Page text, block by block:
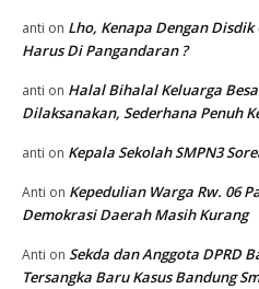
anti on Lho, Kenapa Dengan
Harus Di Pangandaran ?
anti on Halal Bihalal Keluarga
Dilaksanakan, Sederhana Penuh
anti on Kepala Sekolah SMPN3
Anti on Kepedulian Warga Rw. 06
Demokrasi Daerah Masih Kurang
Anti on Sekda dan Anggota DPRD
Tersangka Baru Kasus Bandung